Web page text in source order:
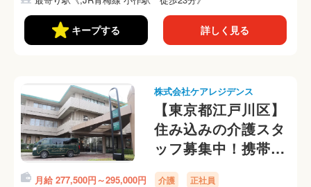
キープする 詳しく見る
株式会社ケアレジデンス
【東京都江戸川区】
住み込みの介護スタ
ッフ募集中！携帯な
しOKです
月給 277,500円～295,000円 介護 正社員